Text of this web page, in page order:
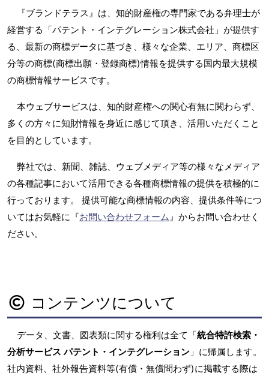
『ブランドテラス』は、知的財産権の専門家である弁理士が
経営する「パテント・インテグレーション株式会社」が提供す
る、最新の商標データに基づき、様々な企業、エリア、商標区
分等の商標(商標出願・登録商標)情報を提供する国内最大規模
の商標情報サービスです。
本ウェブサービスは、知的財産権への関心有無に関わらず、
多くの方々に知財情報を身近に感じて頂き、活用いただくこと
を目的としています。
弊社では、新聞、雑誌、ウェブメディア等の様々なメディア
の各種記事において活用できる各種商標情報の提供を積極的に
行っております。 提供可能な商標情報の内容、提供条件等につ
いてはお気軽に『お問い合わせフォーム』からお問い合わせく
ださい。
コンテンツについて
データ、文書、図表類に関する権利は全て「統合特許検索・
分析サービス パテント・インテグレーション 」に帰属します。
社内資料、社外報告資料等(有償・無償問わず)に掲載する際は